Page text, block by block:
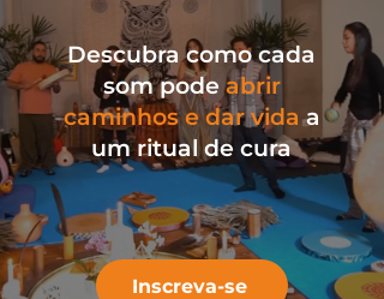
Descubra como cada
som podeabrir
caminhos e dar vidaa
um ritual de cura
Inscreva-se